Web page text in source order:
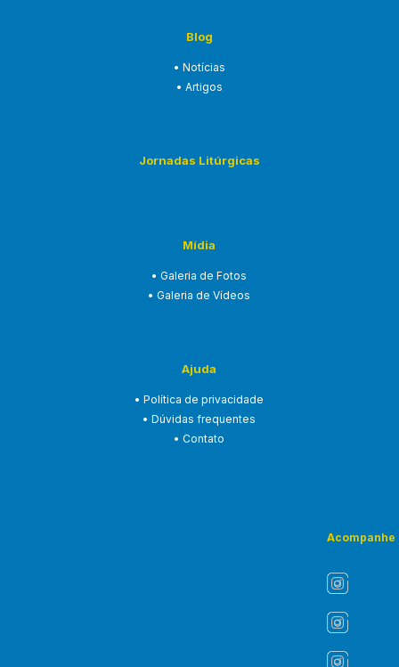
Blog
• Notícias
• Artigos
Jornadas Litúrgicas
Mídia
• Galeria de Fotos
• Galeria de Vídeos
Ajuda
• Política de privacidade
• Dúvidas frequentes
• Contato
Acompanhe